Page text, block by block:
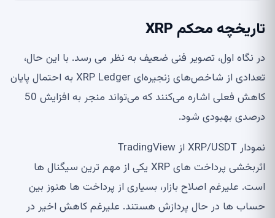
تاریخچه محکم XRP
در نگاه اول، تصویر فنی ضعیف به نظر می رسد. با این حال،
تعدادی از شاخص‌های زنجیره‌ای XRP Ledger به احتمال پایان
کاهش فعلی اشاره می‌کنند که می‌تواند منجر به افزایش 50
درصدی بهبودی شود.
نمودار XRP/USDT از TradingView
اثربخشی پرداخت های XRP یکی از مهم ترین سیگنال ها
است. علیرغم اصلاح بازار، بسیاری از پرداخت ها هنوز بین
حساب ها در حال پردازش هستند. علیرغم کاهش اخیر در